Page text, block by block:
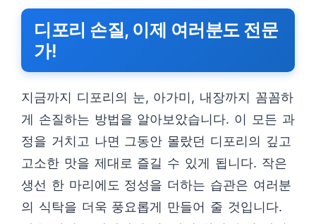
디포리 손질, 이제 여러분도 전문
가!
지금까지 디포리의 눈, 아가미, 내장까지 꼼꼼하
게 손질하는 방법을 알아보았습니다. 이 모든 과
정을 거치고 나면 그동안 몰랐던 디포리의 깊고
고소한 맛을 제대로 즐길 수 있게 됩니다. 작은
생선 한 마리에도 정성을 더하는 습관은 여러분
의 식탁을 더욱 풍요롭게 만들어 줄 것입니다.